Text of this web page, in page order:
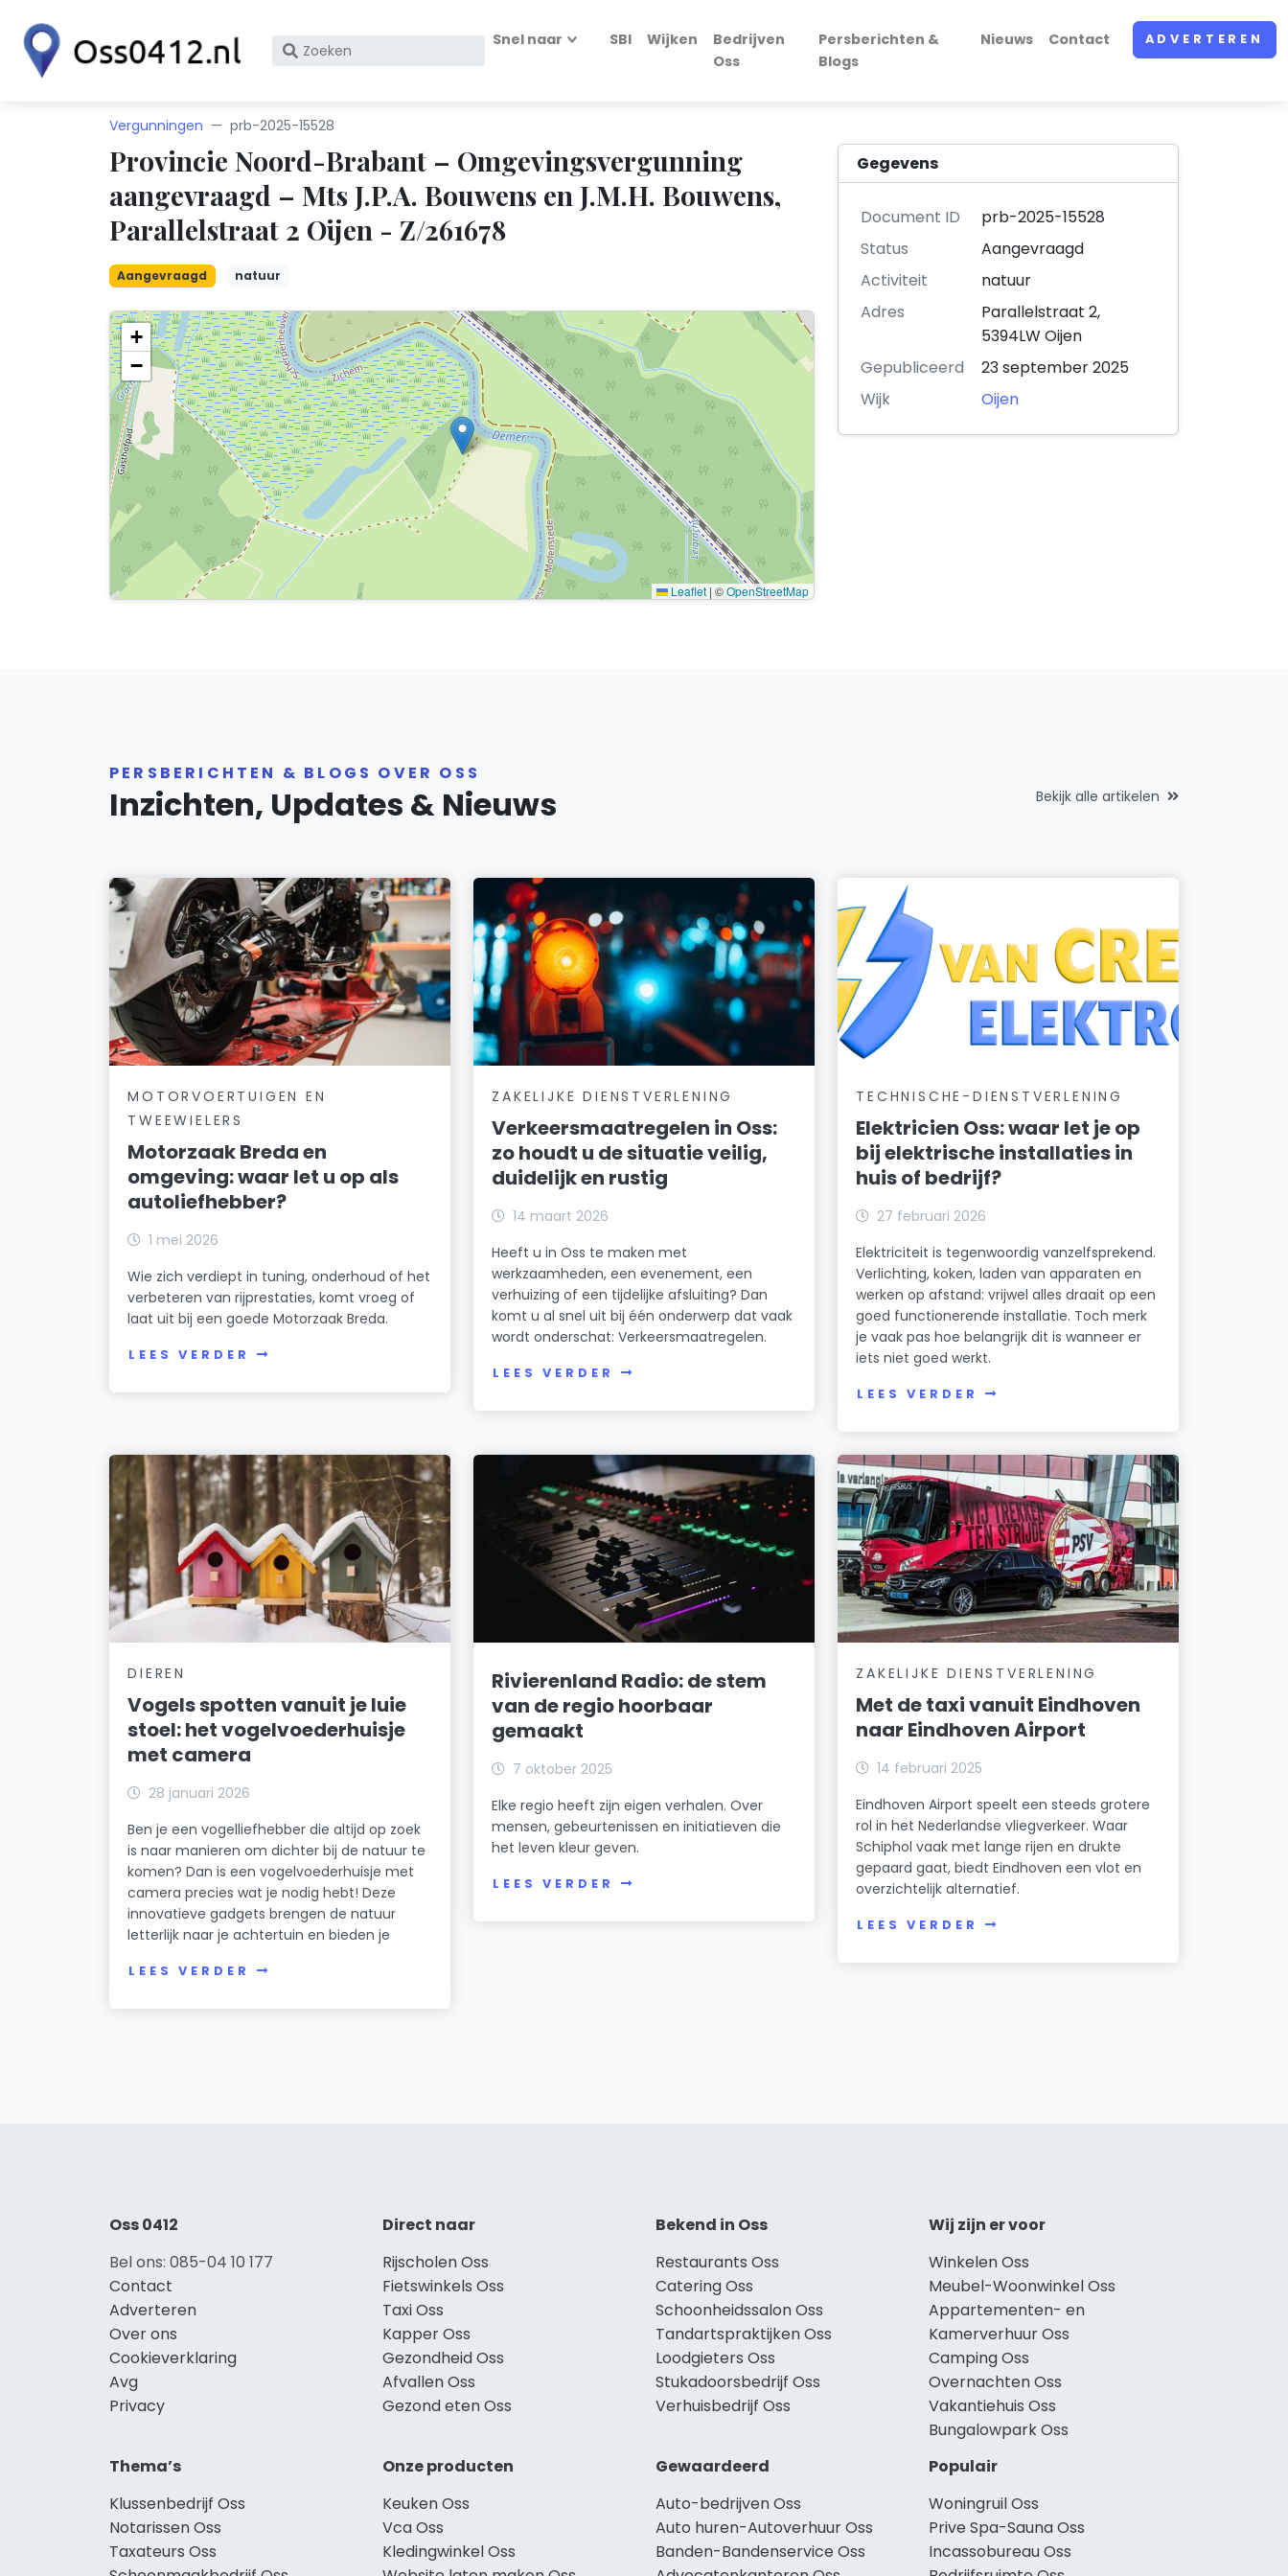
Zoek
of
KvK
nummer
Snel naar SBI Wijken
Bedrijven
Oss
Persberichten &
Blogs
Nieuws Contact ADVERTEREN
Vergunningen prb-2025-15528
Provincie Noord-Brabant – Omgevingsvergunning
aangevraagd – Mts J.P.A. Bouwens en J.M.H. Bouwens,
Parallelstraat 2 Oijen - Z/261678
Aangevraagd natuur
+
−
Leaflet | ©OpenStreetMap
Gegevens
Document ID
prb-2025-15528
Status
Aangevraagd
Activiteit
natuur
Adres
Parallelstraat 2,
5394LW Oijen
Gepubliceerd
23 september 2025
Wijk
Oijen
PERSBERICHTEN & BLOGS OVER OSS
Inzichten, Updates & Nieuws Bekijk alle artikelen
MOTORVOERTUIGEN EN
TWEEWIELERS
Motorzaak Breda en
omgeving: waar let u op als
autoliefhebber?
1 mei 2026
Wie zich verdiept in tuning, onderhoud of het
verbeteren van rijprestaties, komt vroeg of
laat uit bij een goede Motorzaak Breda.
LEES VERDER
ZAKELIJKE DIENSTVERLENING
Verkeersmaatregelen in Oss:
zo houdt u de situatie veilig,
duidelijk en rustig
14 maart 2026
Heeft u in Oss te maken met
werkzaamheden, een evenement, een
verhuizing of een tijdelijke afsluiting? Dan
komt u al snel uit bij één onderwerp dat vaak
wordt onderschat: Verkeersmaatregelen.
LEES VERDER
TECHNISCHE-DIENSTVERLENING
Elektricien Oss: waar let je op
bij elektrische installaties in
huis of bedrijf?
27 februari 2026
Elektriciteit is tegenwoordig vanzelfsprekend.
Verlichting, koken, laden van apparaten en
werken op afstand: vrijwel alles draait op een
goed functionerende installatie. Toch merk
je vaak pas hoe belangrijk dit is wanneer er
iets niet goed werkt.
LEES VERDER
DIEREN
Vogels spotten vanuit je luie
stoel: het vogelvoederhuisje
met camera
28 januari 2026
Ben je een vogelliefhebber die altijd op zoek
is naar manieren om dichter bij de natuur te
komen? Dan is een vogelvoederhuisje met
camera precies wat je nodig hebt! Deze
innovatieve gadgets brengen de natuur
letterlijk naar je achtertuin en bieden je
LEES VERDER
Rivierenland Radio: de stem
van de regio hoorbaar
gemaakt
7 oktober 2025
Elke regio heeft zijn eigen verhalen. Over
mensen, gebeurtenissen en initiatieven die
het leven kleur geven.
LEES VERDER
ZAKELIJKE DIENSTVERLENING
Met de taxi vanuit Eindhoven
naar Eindhoven Airport
14 februari 2025
Eindhoven Airport speelt een steeds grotere
rol in het Nederlandse vliegverkeer. Waar
Schiphol vaak met lange rijen en drukte
gepaard gaat, biedt Eindhoven een vlot en
overzichtelijk alternatief.
LEES VERDER
Oss 0412
Bel ons: 085-04 10 177
Contact
Adverteren
Over ons
Cookieverklaring
Avg
Privacy
Direct naar
Rijscholen Oss
Fietswinkels Oss
Taxi Oss
Kapper Oss
Gezondheid Oss
Afvallen Oss
Gezond eten Oss
Bekend in Oss
Restaurants Oss
Catering Oss
Schoonheidssalon Oss
Tandartspraktijken Oss
Loodgieters Oss
Stukadoorsbedrijf Oss
Verhuisbedrijf Oss
Wij zijn er voor
Winkelen Oss
Meubel-Woonwinkel Oss
Appartementen- en
Kamerverhuur Oss
Camping Oss
Overnachten Oss
Vakantiehuis Oss
Bungalowpark Oss
Thema’s
Klussenbedrijf Oss
Notarissen Oss
Taxateurs Oss
Onze producten
Keuken Oss
Vca Oss
Kledingwinkel Oss
Gewaardeerd
Auto-bedrijven Oss
Auto huren-Autoverhuur Oss
Banden-Bandenservice Oss
Populair
Woningruil Oss
Prive Spa-Sauna Oss
Incassobureau Oss